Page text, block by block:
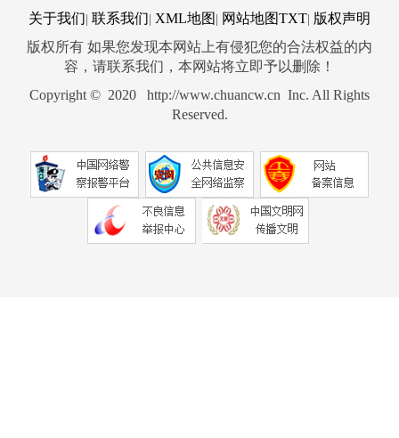
关于我们 联系我们 XML地图 网站地图TXT 版权声明
版权所有 如果您发现本网站上有侵犯您的合法权益的内
容，请联系我们，本网站将立即予以删除！
Copyright © 2020 http://www.chuancw.cn Inc. All Rights
Reserved.